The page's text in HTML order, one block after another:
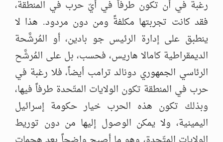
رغبة في أن تكون طرفاً في أيّ حرب في المنطقة،
فقد كانت تجربتها مكلفةً ومن دون مردود. هذا لا
ينطبق على إدارة الرئيس جو بادين، أو المُرشَّحة
الديمقراطية كامالا هاريس، فحسب، بل على المُرشَّح
الرئاسي الجمهوري دونالد ترامب أيضاً، فلا رغبة في
حرب في المنطقة تكون الولايات المتّحدة طرفاً فيها،
وبذلك تكون هذه الحرب خيار حكومة إسرائيل
اليمينية، ولا يمكن الوصول إليها من دون توريط